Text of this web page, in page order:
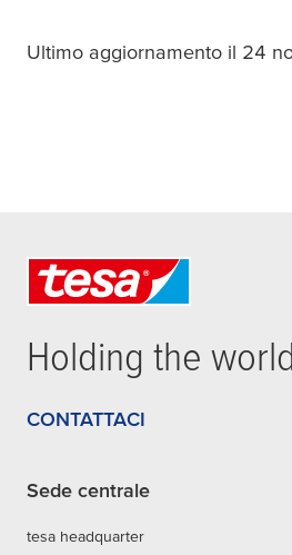
Ultimo aggiornamento il 24
Holding the
CONTATTACI
Sede centrale
tesa headquarter